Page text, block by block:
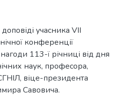
учасника VIІ
конференції
113-ї річниці від дня
наук, професора,
віце-президента
Савовича.